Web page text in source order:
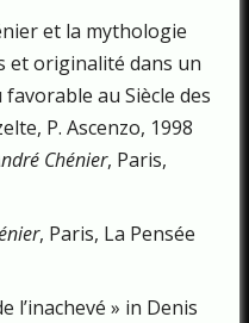
et la mythologie
et origina­lité dans un
au Siècle des
P. Ascenzo, 1998
Chénier, Paris,
, Paris, La Pensée
l’inachevé » in Denis